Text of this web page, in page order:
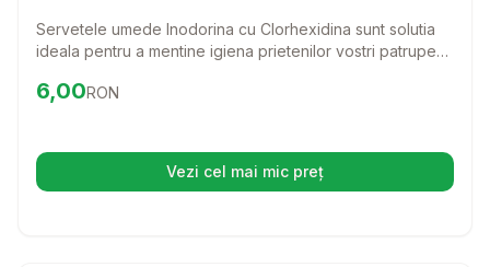
Servetele umede Inodorina cu Clorhexidina sunt solutia
ideala pentru a mentine igiena prietenilor vostri patrupedi.
placut, oferind o ingrijire blanda si eficienta.
Preț:6.00
6,00RON
Vezi cel mai mic preț(se deschide într-o filă nouă)